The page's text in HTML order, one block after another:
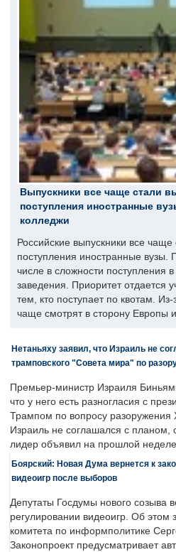
Выпускники все чаще стали
поступления иностранные
колледжи
Российские выпускники все
поступления иностранные вузы.
числе в сложности поступления
заведения. Приоритет отдается
тем, кто поступает по квотам. Из-
чаще смотрят в сторону Европы
Нетаньяху заявил, что Израиль не
трамповского "Совета мира" по
Премьер-министр Израиля
что у него есть разногласия с
Трампом по вопросу
Израиль не соглашался с планом,
лидер объявил на прошлой
Боярский: Новая Дума вернется к
видеоигр после выборов
Депутаты Госдумы нового созыва
регулировании видеоигр. Об этом
комитета по информполитике
Законопроект предусматривает